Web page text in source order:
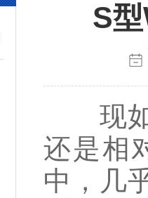
S
现如
还是相
中，几